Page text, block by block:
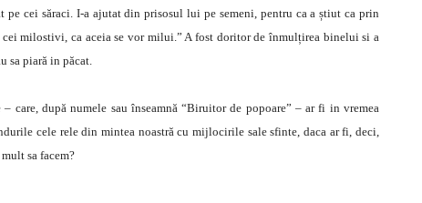
pe cei săraci. I-a ajutat din prisosul lui pe semeni, pentru ca a știut ca prin
milostivi, ca aceia se vor milui.” A fost doritor de înmulțirea binelui si a
sa piară in păcat.
care, după numele sau înseamnă “Biruitor de popoare” – ar fi in vremea
cele rele din mintea noastră cu mijlocirile sale sfinte, daca ar fi, deci,
sa facem?